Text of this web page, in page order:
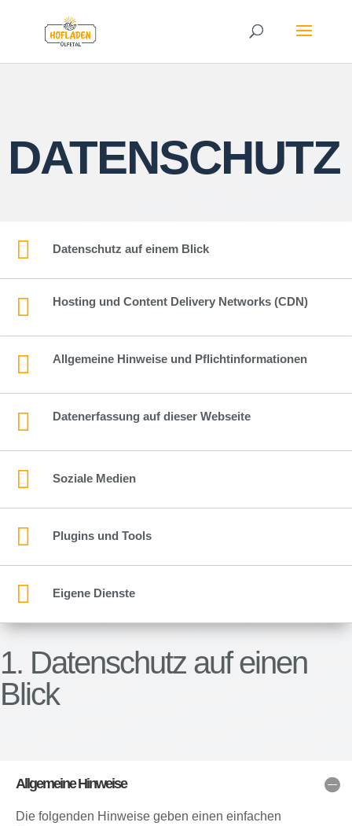
DATENSCHUTZ
 Datenschutz auf einem Blick
 Hosting und Content Delivery Networks (CDN)
 Allgemeine Hinweise und Pflichtinformationen
 Datenerfassung auf dieser Webseite
 Soziale Medien
 Plugins und Tools
 Eigene Dienste
1. Datenschutz auf einen
Blick
Allgemeine Hinweise
Die folgenden Hinweise geben einen einfachen